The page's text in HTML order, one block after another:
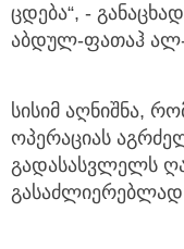
ცდება“, -
აბდულ-ფათაჰ ალ-
სისიმ აღნიშნა,
ოპერაციას
გადასასვლელს
გასაძლიერებლად